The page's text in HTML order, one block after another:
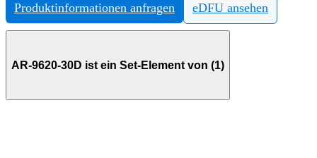
Produktinformationen anfragen eDFU ansehen
AR-9620-30D ist ein Set-Element von (1)